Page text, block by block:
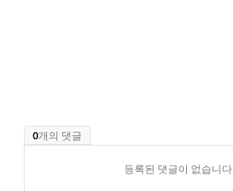
0개의 댓글
등록된 댓글이 없습니다